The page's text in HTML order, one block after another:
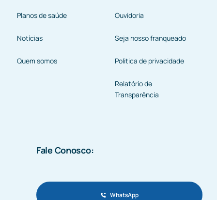
Planos de saúde
Notícias
Quem somos
Ouvidoria
Seja nosso franqueado
Politica de privacidade
Relatório de
Transparência
Fale Conosco:
WhatsApp